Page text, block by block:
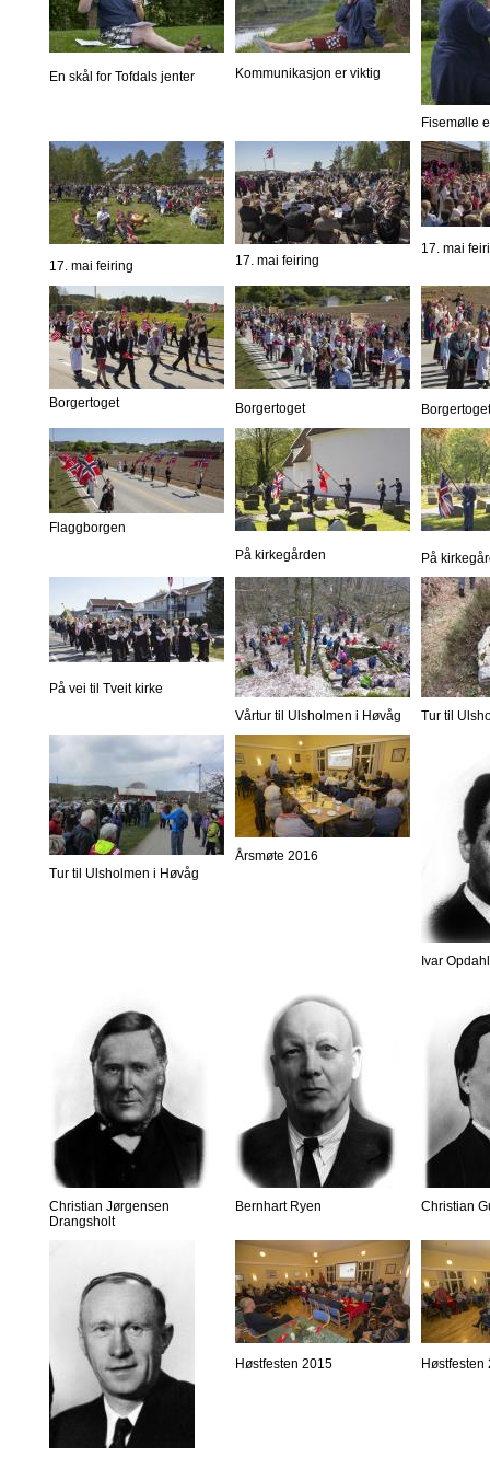
En skål for Tofdals jenter Kommunikasjon er viktig
Fisemølle
17. mai feiring 17. mai feiring
17. mai
Borgertoget Borgertoget Borgertoget
Flaggborgen
På kirkegården
På
På vei til Tveit kirke
Vårtur til Ulsholmen i Høvåg
Tur til
Tur til Ulsholmen i Høvåg
Årsmøte 2016
Ivar Opdahl
Christian Jørgensen
Drangsholt
Bernhart Ryen Christian
Høstfesten 2015 Høstfesten